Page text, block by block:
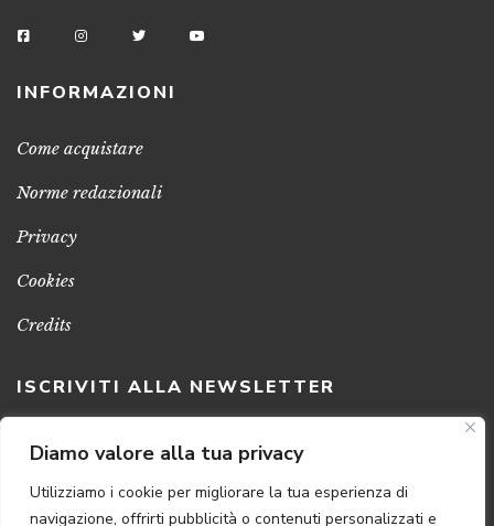
Diamo valore alla tua privacy
Utilizziamo i cookie per migliorare la tua esperienza di
navigazione, offrirti pubblicità o contenuti personalizzati e
INFORMAZIONI
Come acquistare
Norme redazionali
Privacy
Cookies
Credits
ISCRIVITI ALLA NEWSLETTER
Clicca sul pulsante per ricevere le nostre ultime novità,
notizie e promozioni